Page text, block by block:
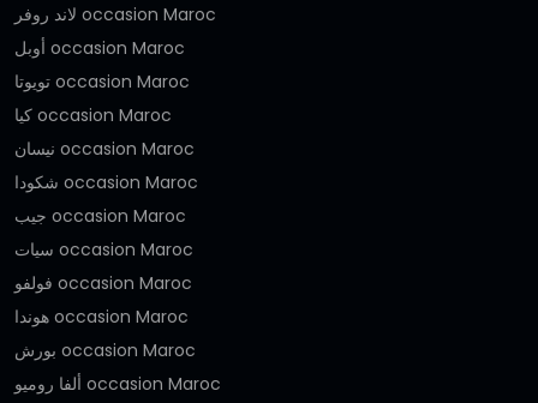
لاند روفر occasion Maroc
أوبل occasion Maroc
تويوتا occasion Maroc
كيا occasion Maroc
نيسان occasion Maroc
شكودا occasion Maroc
جيب occasion Maroc
سيات occasion Maroc
فولفو occasion Maroc
هوندا occasion Maroc
بورش occasion Maroc
ألفا روميو occasion Maroc